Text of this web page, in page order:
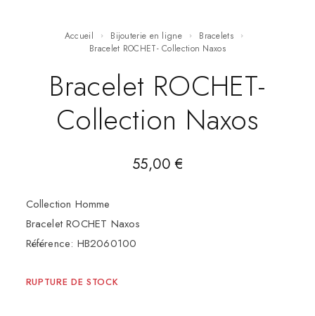
Accueil Bijouterie en ligne
Bracelets
Bracelet ROCHET- Collection Naxos
Bracelet ROCHET-
Collection Naxos
55,00€
Collection Homme
Bracelet ROCHET Naxos
Référence: HB2060100
RUPTURE DE STOCK